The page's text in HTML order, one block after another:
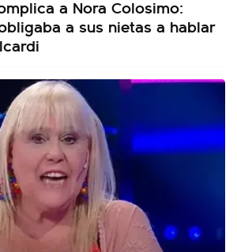
a Nora Colosimo:
a sus nietas a hablar